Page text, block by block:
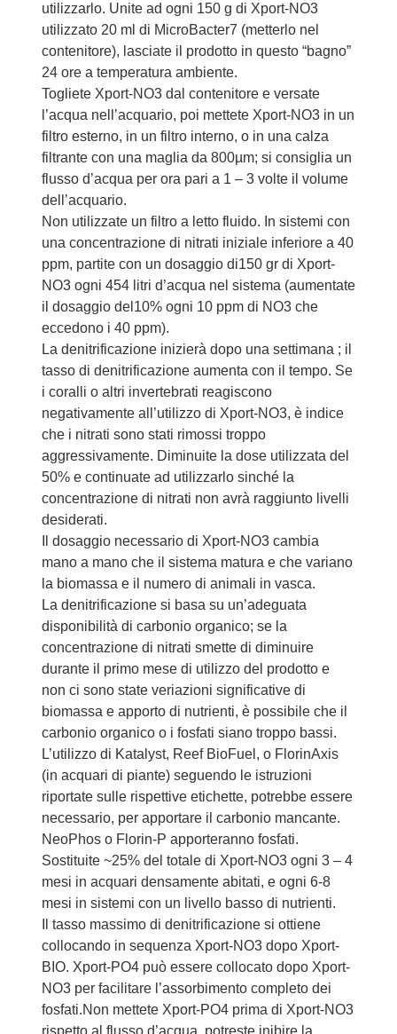
utilizzarlo. Unite ad ogni 150 g di Xport-NO3
utilizzato 20 ml di MicroBacter7 (metterlo nel
contenitore), lasciate il prodotto in questo “bagno”
24 ore a temperatura ambiente.
Togliete Xport-NO3 dal contenitore e versate
l’acqua nell’acquario, poi mettete Xport-NO3 in un
filtro esterno, in un filtro interno, o in una calza
filtrante con una maglia da 800µm; si consiglia un
flusso d’acqua per ora pari a 1 – 3 volte il volume
dell’acquario.
Non utilizzate un filtro a letto fluido. In sistemi con
una concentrazione di nitrati iniziale inferiore a 40
ppm, partite con un dosaggio di150 gr di Xport-
NO3 ogni 454 litri d’acqua nel sistema (aumentate
il dosaggio del10% ogni 10 ppm di NO3 che
eccedono i 40 ppm).
La denitrificazione inizierà dopo una settimana ; il
tasso di denitrificazione aumenta con il tempo. Se
i coralli o altri invertebrati reagiscono
negativamente all’utilizzo di Xport-NO3, è indice
che i nitrati sono stati rimossi troppo
aggressivamente. Diminuite la dose utilizzata del
50% e continuate ad utilizzarlo sinché la
concentrazione di nitrati non avrà raggiunto livelli
desiderati.
Il dosaggio necessario di Xport-NO3 cambia
mano a mano che il sistema matura e che variano
la biomassa e il numero di animali in vasca.
La denitrificazione si basa su un’adeguata
disponibilità di carbonio organico; se la
concentrazione di nitrati smette di diminuire
durante il primo mese di utilizzo del prodotto e
non ci sono state veriazioni significative di
biomassa e apporto di nutrienti, è possibile che il
carbonio organico o i fosfati siano troppo bassi.
L’utilizzo di Katalyst, Reef BioFuel, o FlorinAxis
(in acquari di piante) seguendo le istruzioni
riportate sulle rispettive etichette, potrebbe essere
necessario, per apportare il carbonio mancante.
NeoPhos o Florin-P apporteranno fosfati.
Sostituite ~25% del totale di Xport-NO3 ogni 3 – 4
mesi in acquari densamente abitati, e ogni 6-8
mesi in sistemi con un livello basso di nutrienti.
Il tasso massimo di denitrificazione si ottiene
collocando in sequenza Xport-NO3 dopo Xport-
BIO. Xport-PO4 può essere collocato dopo Xport-
NO3 per facilitare l’assorbimento completo dei
fosfati.Non mettete Xport-PO4 prima di Xport-NO3